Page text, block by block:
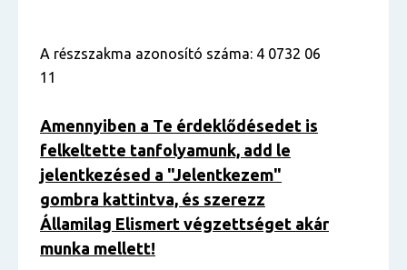
A részszakma azonosító száma: 4 0732 06
11
Amennyiben a Te érdeklődésedet is
felkeltette tanfolyamunk, add le
jelentkezésed a "Jelentkezem"
gombra kattintva, és szerezz
Államilag Elismert végzettséget akár
munka mellett!